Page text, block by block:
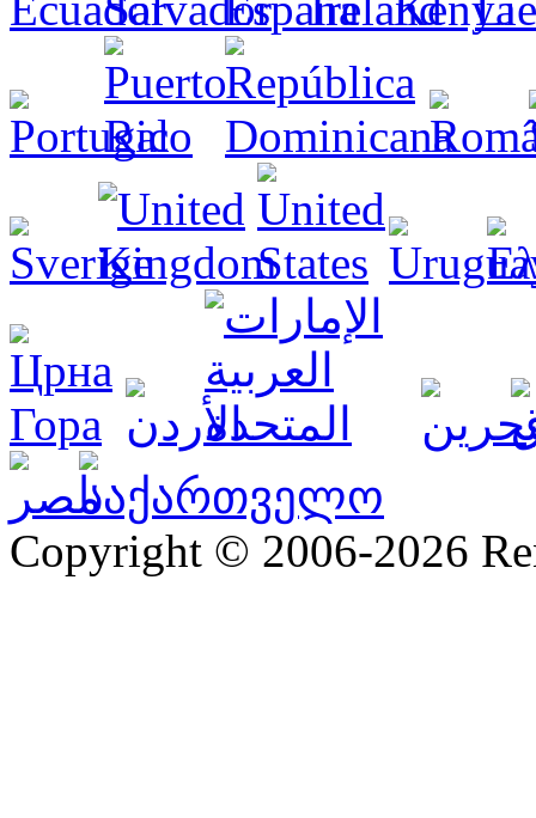
Copyright © 2006-2026